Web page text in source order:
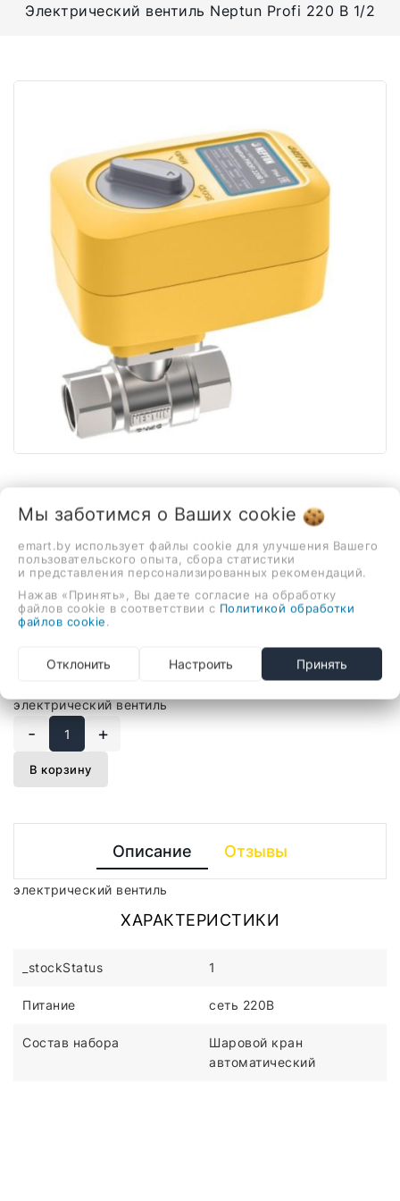
Электрический вентиль Neptun Profi 220 В 1/2
В наличии
Электрический вентиль Neptun
Profi 220 В 1/2
электрический вентиль
- +
В корзину
Описание Отзывы
электрический вентиль
ХАРАКТЕРИСТИКИ
_stockStatus 1
Питание сеть 220В
Состав набора
Шаровой кран
автоматический
Мы заботимся о Ваших cookie
emart.by использует файлы cookie для улучшения Вашего
пользовательского опыта, сбора статистики
и представления персонализированных рекомендаций.
Нажав «Принять», Вы даете согласие на обработку
файлов cookie в соответствии с Политикой обработки
файлов cookie
Отклонить Настроить Принять